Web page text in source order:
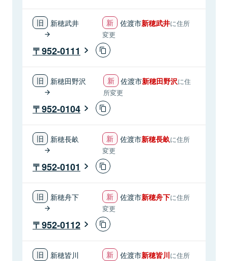
新穂武井 佐渡市新穂武井に住所
変更
952-0111
新穂田野沢 佐渡市新穂田野沢に住
所変更
952-0104
新穂長畝 佐渡市新穂長畝に住所
変更
952-0101
新穂舟下 佐渡市新穂舟下に住所
変更
952-0112
新穂皆川 佐渡市新穂皆川に住所